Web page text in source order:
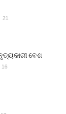
21
ବେଶ
16